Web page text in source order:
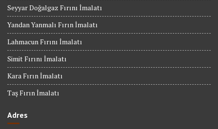
Seyyar Doğalgaz Fırını İmalatı
Yandan Yanmalı Fırın İmalatı
Lahmacun Fırını İmalatı
Simit Fırını İmalatı
Kara Fırın İmalatı
Taş Fırın İmalatı
Adres